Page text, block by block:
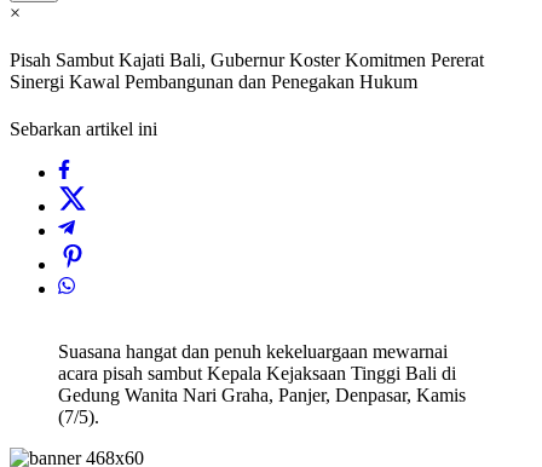
×
Pisah Sambut Kajati Bali, Gubernur Koster Komitmen Pererat
Sinergi Kawal Pembangunan dan Penegakan Hukum
Sebarkan artikel ini
Suasana hangat dan penuh kekeluargaan mewarnai
acara pisah sambut Kepala Kejaksaan Tinggi Bali di
Gedung Wanita Nari Graha, Panjer, Denpasar, Kamis
(7/5).